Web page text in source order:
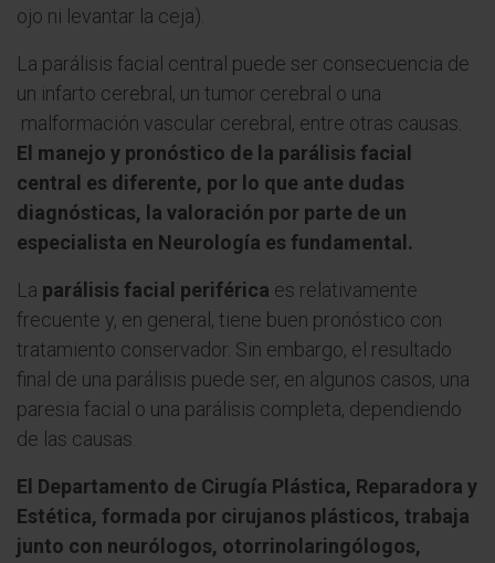
ojo ni levantar la ceja).
La parálisis facial central puede ser consecuencia de
un infarto cerebral, un tumor cerebral o una
malformación vascular cerebral, entre otras causas.
El manejo y pronóstico de la parálisis facial
central es diferente, por lo que ante dudas
diagnósticas, la valoración por parte de un
especialista en Neurología es fundamental.
La parálisis facial periférica es relativamente
frecuente y, en general, tiene buen pronóstico con
tratamiento conservador. Sin embargo, el resultado
final de una parálisis puede ser, en algunos casos, una
paresia facial o una parálisis completa, dependiendo
de las causas.
El Departamento de Cirugía Plástica, Reparadora y
Estética, formada por cirujanos plásticos, trabaja
junto con neurólogos, otorrinolaringólogos,